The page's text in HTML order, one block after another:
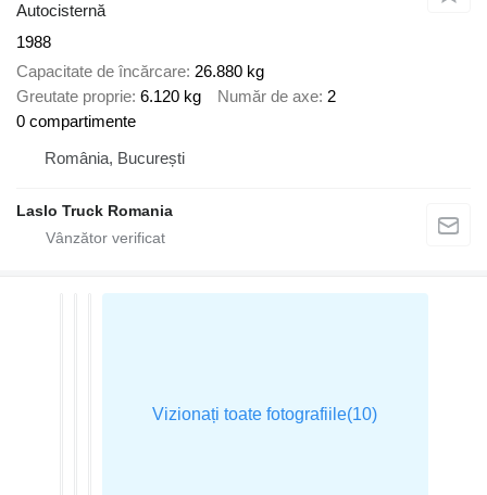
Autocisternă
1988
Capacitate de încărcare 26.880 kg
Greutate proprie 6.120 kg Număr de axe 2
0 compartimente
România, București
Laslo Truck Romania